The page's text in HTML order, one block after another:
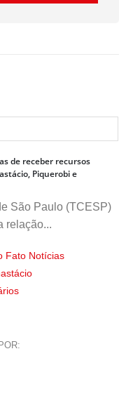
de receber recursos
Piquerobi e
São Paulo (TCESP)
relação...
Fato Notícias